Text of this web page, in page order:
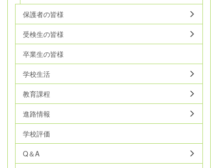
保護者の皆様
受検生の皆様
卒業生の皆様
学校生活
教育課程
進路情報
学校評価
Q＆A